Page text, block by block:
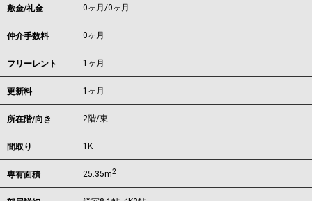
敷金/礼金 0ヶ月/0ヶ月
仲介手数料 0ヶ月
フリーレント 1ヶ月
更新料 1ヶ月
所在階/向き 2階/東
間取り 1K
専有面積 25.35m2